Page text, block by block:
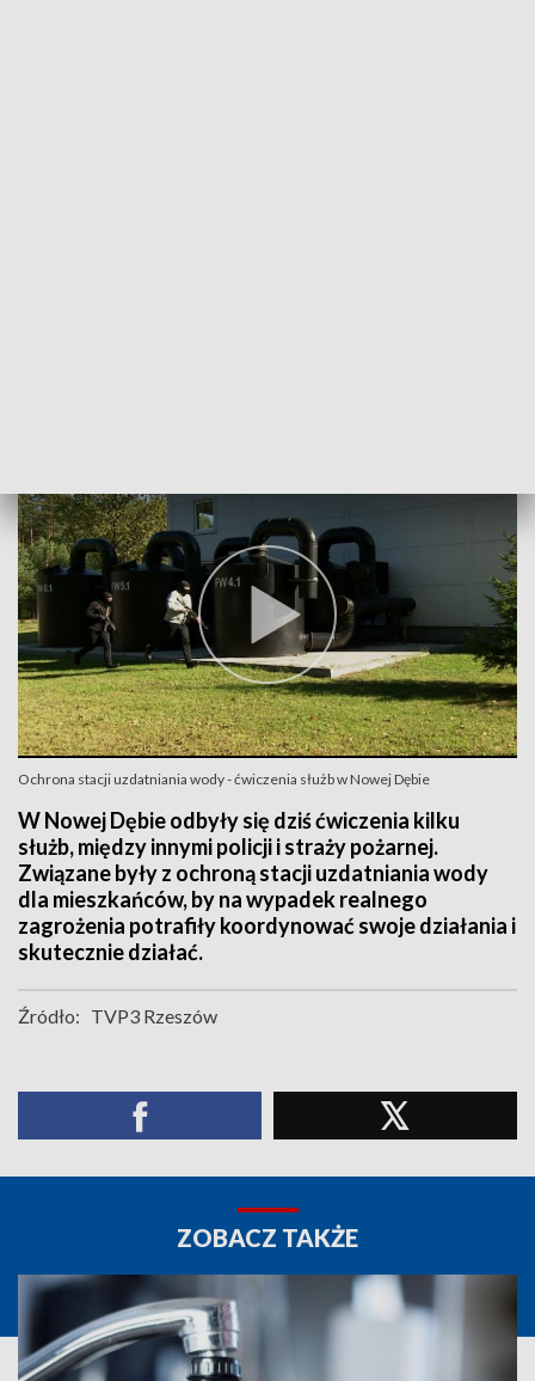
Ochrona stacji uzdatniania wody - ćwiczenia służb w Nowej Dębie
W Nowej Dębie odbyły się dziś ćwiczenia kilku
służb, między innymi policji i straży pożarnej.
Związane były z ochroną stacji uzdatniania wody
dla mieszkańców, by na wypadek realnego
zagrożenia potrafiły koordynować swoje działania i
skutecznie działać.
Źródło: TVP3 Rzeszów
ZOBACZ TAKŻE